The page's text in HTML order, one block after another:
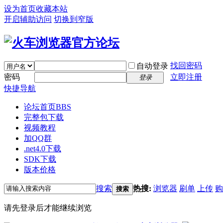
设为首页收藏本站
开启辅助访问 切换到窄版
自动登录 找回密码
密码
登录
立即注册
快捷导航
论坛首页BBS
完整包下载
视频教程
加QQ群
.net4.0下载
SDK下载
版本价格
搜索 搜索 热搜: 浏览器 刷单 上传
请先登录后才能继续浏览